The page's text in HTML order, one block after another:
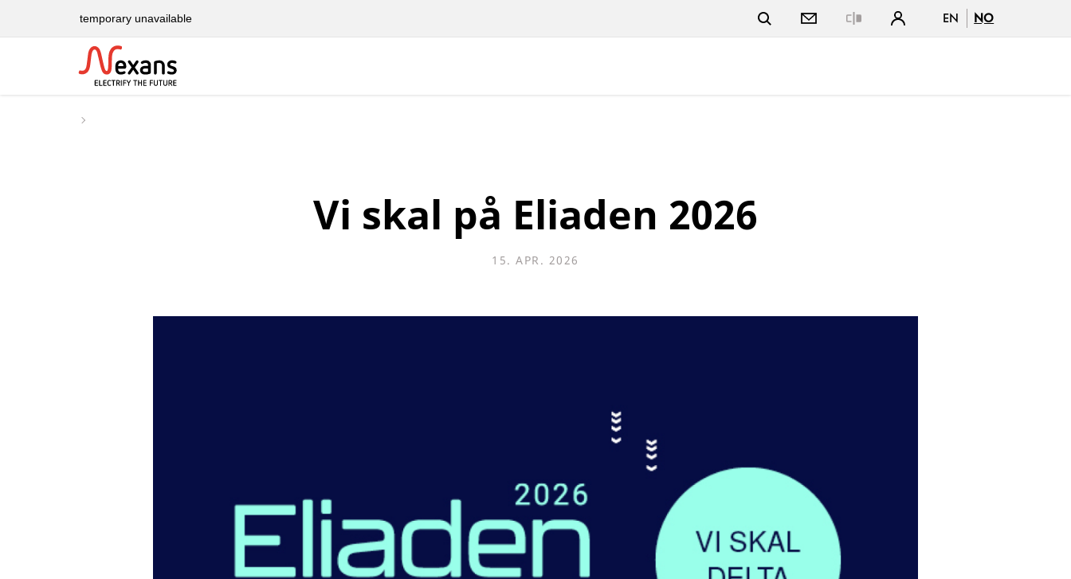
temporary unavailable EN NO
Vi skal på Eliaden 2026
15. APR. 2026